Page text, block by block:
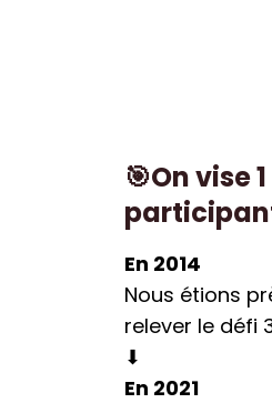
🎯On vise
En 2014
Nous étions
relever le défi
⬇︎
En 2021